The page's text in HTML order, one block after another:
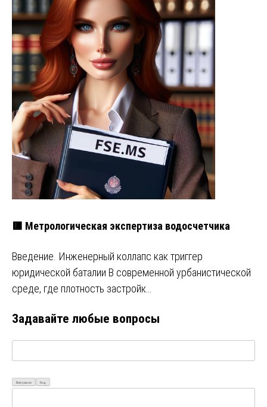
🟥 Метрологическая экспертиза водосчетчика
Введение. Инженерный коллапс как триггер
юридической баталии В современной урбанистической
среде, где плотность застройк…
Задавайте любые вопросы
Визуально Код